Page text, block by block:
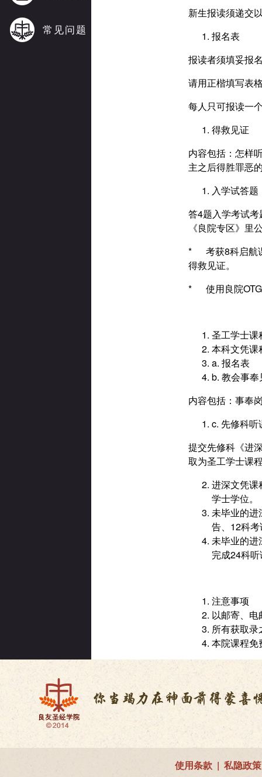
常见问题
新生报读须递交
报名表
报读者须填妥报
请用正楷填写表
每人只可报读一
得救见证
内容包括：怎样
主之后得胜罪恶
入学试答题
答4题入学考试
《良院专区》里
* 考获8科启航课
得救见证。
* 使用良院OTG
圣工学士课
本科文凭课
a. 报名表
b. 教会事奉
内容包括：事奉
c. 先修科听
提交先修科《进
取为圣工学士课
进深文凭课
学士学位。
未毕业的进
告、12科
未毕业的进
完成24科
注意事项
以邮寄、
所有获取录
本院课程免
使用条款| 私隐政策